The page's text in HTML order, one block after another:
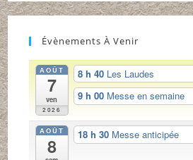
Évènements À Venir
AOÛT
7
ven
2026
8 h 40 Les Laudes
9 h 00 Messe en semaine
AOÛT
8
18 h 30 Messe anticipée